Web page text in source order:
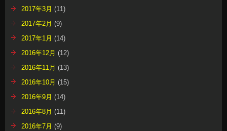
2017年3月 (11)
2017年2月 (9)
2017年1月 (14)
2016年12月 (12)
2016年11月 (13)
2016年10月 (15)
2016年9月 (14)
2016年8月 (11)
2016年7月 (9)